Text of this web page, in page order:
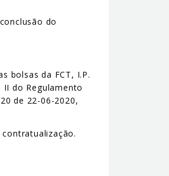
do
bolsas da FCT, I.P.
II do Regulamento
de 22-06-2020,